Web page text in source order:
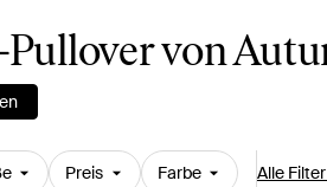
von
Preis Farbe Alle